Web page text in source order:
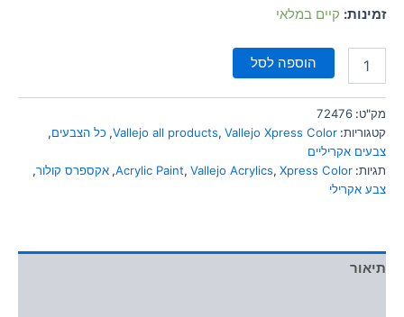
font_download סמן קישורים זמינות: קיים במלאי
הוספה לסל
מק"ט: 72476
קטגוריות:
Vallejo all products, Vallejo Xpress Color
, כל הצבעים,
צבעים אקריליים
תגיות:
Acrylic Paint, Vallejo Acrylics, Xpress Color
, אקספרס קולור,
צבע אקרילי
תיאור